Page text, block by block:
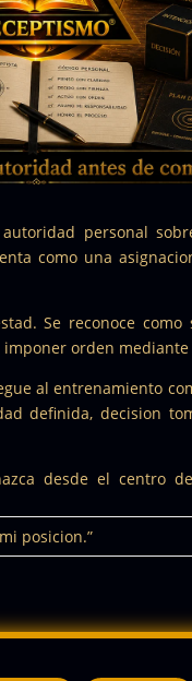
personal
como una
Se reconoce como
orden
al entrenamiento
definida, decision
desde el centro
posicion.”